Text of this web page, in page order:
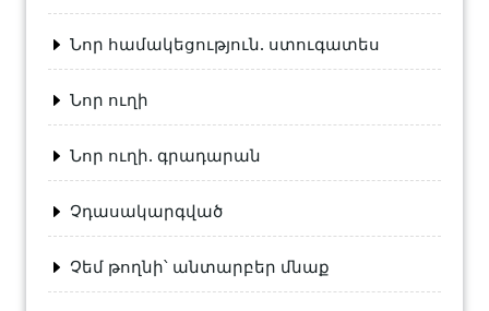
Նոր համակեցություն. ստուգատես
Նոր ուղի
Նոր ուղի. գրադարան
Չդասակարգված
Չեմ թողնի՝ անտարբեր մնաք